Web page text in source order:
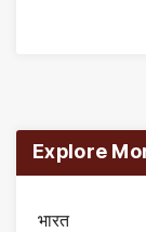
Explore
भारत